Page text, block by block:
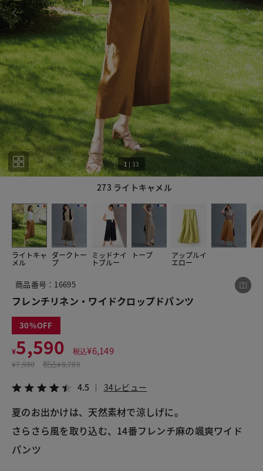
273 ライトキャメル
1 | 33
ライトキャ
メル
ダークトー
プ
ミッドナイ
トブルー
トープ アップルイ
エロー
1
商品番号：16695
フレンチリネン・ワイドクロップドパンツ
30
¥5,590 税込¥6,149
¥7,990 税込¥8,789
4.5 34レビュー
夏のお出かけは、天然素材で涼しげに。
さらさら風を取り込む、14番フレンチ麻の颯爽ワイド
パンツ
この商品をシェアする
¥5,590
税込¥6,149
LINE X メール